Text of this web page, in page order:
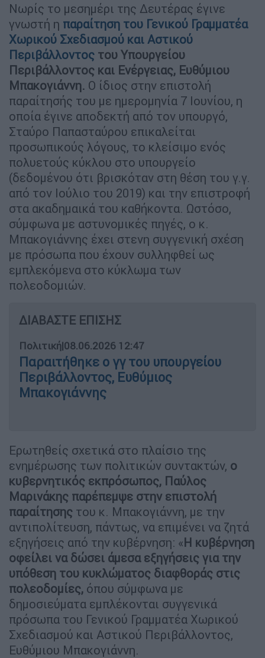
Νωρίς το μεσημέρι της Δευτέρας έγινε
γνωστή η παραίτηση του Γενικού Γραμματέα
Χωρικού Σχεδιασμού και Αστικού
Περιβάλλοντος του Υπουργείου
Περιβάλλοντος και Ενέργειας, Ευθύμιου
Μπακογιάννη. Ο ίδιος στην επιστολή
παραίτησής του με ημερομηνία 7 Ιουνίου, η
οποία έγινε αποδεκτή από τον υπουργό,
Σταύρο Παπασταύρου επικαλείται
προσωπικούς λόγους, το κλείσιμο ενός
πολυετούς κύκλου στο υπουργείο
(δεδομένου ότι βρισκόταν στη θέση του γ.γ.
από τον Ιούλιο του 2019) και την επιστροφή
στα ακαδημαικά του καθήκοντα. Ωστόσο,
σύμφωνα με αστυνομικές πηγές, ο κ.
Μπακογιάννης έχει στενη συγγενική σχέση
με πρόσωπα που έχουν συλληφθεί ως
εμπλεκόμενα στο κύκλωμα των
πολεοδομιών.
ΔΙΑΒΑΣΤΕ ΕΠΙΣΗΣ
Πολιτική|08.06.2026 12:47
Παραιτήθηκε ο γγ του υπουργείου
Περιβάλλοντος, Ευθύμιος
Μπακογιάννης
Ερωτηθείς σχετικά στο πλαίσιο της
ενημέρωσης των πολιτικών συντακτών, ο
κυβερνητικός εκπρόσωπος, Παύλος
Μαρινάκης παρέπεμψε στην επιστολή
παραίτησης του κ. Μπακογιάννη, με την
αντιπολίτευση, πάντως, να επιμένει να ζητά
εξηγήσεις από την κυβέρνηση: «Η κυβέρνηση
οφείλει να δώσει άμεσα εξηγήσεις για την
υπόθεση του κυκλώματος διαφθοράς στις
πολεοδομίες, όπου σύμφωνα με
δημοσιεύματα εμπλέκονται συγγενικά
πρόσωπα του Γενικού Γραμματέα Χωρικού
Σχεδιασμού και Αστικού Περιβάλλοντος,
Ευθύμιου Μπακογιάννη.